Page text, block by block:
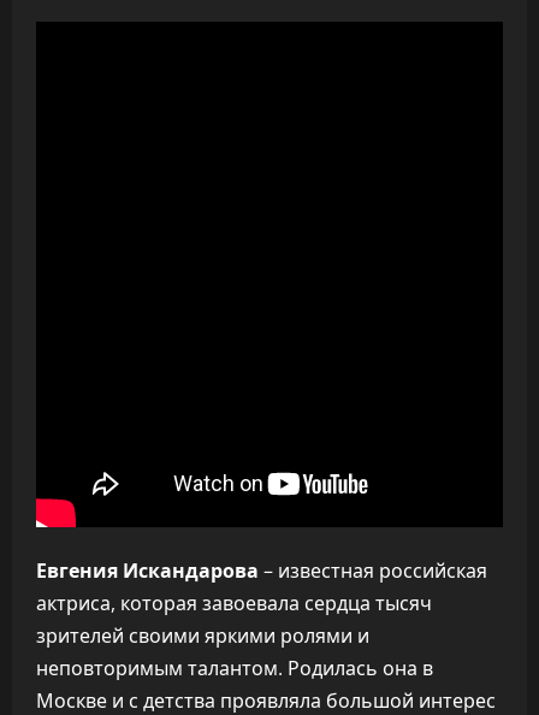
Евгения Искандарова – известная российская
актриса, которая завоевала сердца тысяч
зрителей своими яркими ролями и
неповторимым талантом. Родилась она в
Москве и с детства проявляла большой интерес